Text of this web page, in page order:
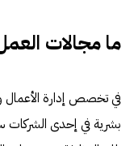
ما مجالات
في تخصص إدارة الأعمال
بشرية في إحدى الشركات